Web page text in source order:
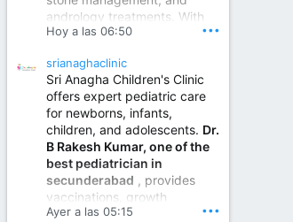
andrology treatments. With
years of surgical practice and
invasive and robotic
techniques.
Best Urologist in Vijayawada | Urology Specialist in Vijayawada
Dr. A. V. Krishna Kishore,
the Best Urologist...
www.drkrishnakishore.com
Hoy a las 06:50 •••
srianaghaclinic
Sri Anagha Children's Clinic
offers expert pediatric care
for newborns, infants,
children, and adolescents. Dr.
B Rakesh Kumar, one of the
best pediatrician in
secunderabad , provides
vaccinations, growth
monitoring, newborn care,
Ayer a las 05:15 •••